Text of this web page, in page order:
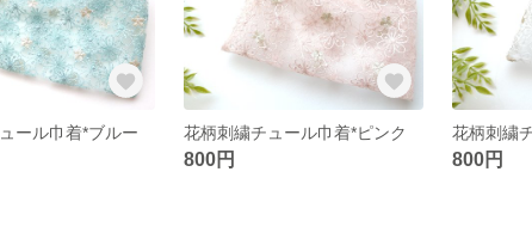
ール巾着*ブルー 花柄刺繍チュール巾着*ピンク
800円 800円